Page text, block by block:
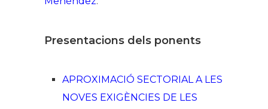
Presentacions dels ponents
APROXIMACIÓ SECTORIAL A LES
NOVES EXIGÈNCIES DE LES